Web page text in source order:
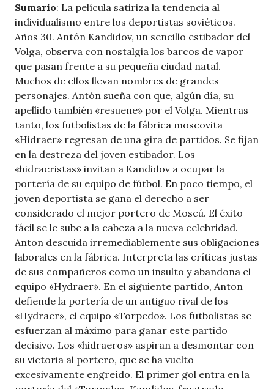
Sumario: La película satiriza la tendencia al
individualismo entre los deportistas soviéticos.
Años 30. Antón Kandidov, un sencillo estibador del
Volga, observa con nostalgia los barcos de vapor
que pasan frente a su pequeña ciudad natal.
Muchos de ellos llevan nombres de grandes
personajes. Antón sueña con que, algún día, su
apellido también «resuene» por el Volga. Mientras
tanto, los futbolistas de la fábrica moscovita
«Hidraer» regresan de una gira de partidos. Se fijan
en la destreza del joven estibador. Los
«hidraeristas» invitan a Kandidov a ocupar la
portería de su equipo de fútbol. En poco tiempo, el
joven deportista se gana el derecho a ser
considerado el mejor portero de Moscú. El éxito
fácil se le sube a la cabeza a la nueva celebridad.
Anton descuida irremediablemente sus obligaciones
laborales en la fábrica. Interpreta las críticas justas
de sus compañeros como un insulto y abandona el
equipo «Hydraer». En el siguiente partido, Anton
defiende la portería de un antiguo rival de los
«Hydraer», el equipo «Torpedo». Los futbolistas se
esfuerzan al máximo para ganar este partido
decisivo. Los «hidraeros» aspiran a desmontar con
su victoria al portero, que se ha vuelto
excesivamente engreído. El primer gol entra en la